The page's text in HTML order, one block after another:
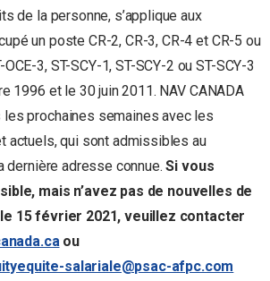
de la personne, s’applique aux
un poste CR-2, CR-3, CR-4 et CR-5 ou
3, ST-SCY-1, ST-SCY-2 ou ST-SCY-3
1996 et le 30 juin 2011. NAV CANADA
les prochaines semaines avec les
actuels, qui sont admissibles au
dernière adresse connue.Si vous
mais n’avez pas de nouvelles de
le 15 février 2021, veuillez contacter
ou
salariale@psac-afpc.com